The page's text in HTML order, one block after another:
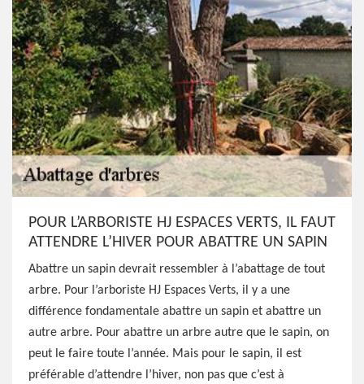
POUR L’ARBORISTE HJ ESPACES VERTS, IL FAUT
ATTENDRE L’HIVER POUR ABATTRE UN SAPIN
Abattre un sapin devrait ressembler à l’abattage de tout
arbre. Pour l’arboriste HJ Espaces Verts, il y a une
différence fondamentale abattre un sapin et abattre un
autre arbre. Pour abattre un arbre autre que le sapin, on
peut le faire toute l’année. Mais pour le sapin, il est
préférable d’attendre l’hiver, non pas que c’est à